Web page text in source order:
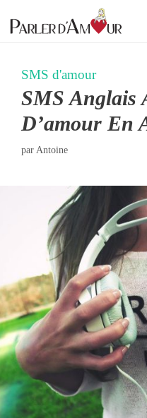
au
SMS d'amour
SMS Anglais
D’amour En
par Antoine